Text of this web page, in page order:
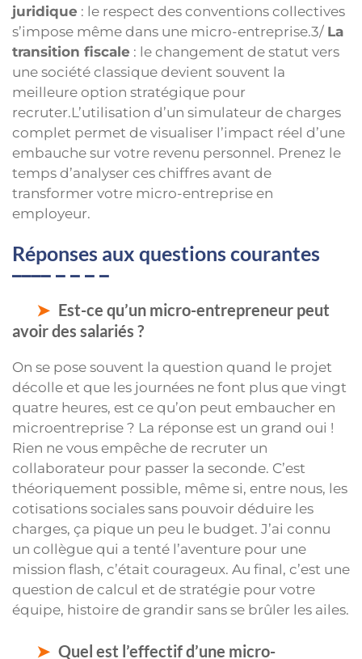
juridique : le respect des conventions collectives
s’impose même dans une micro-entreprise.3/ La
transition fiscale : le changement de statut vers
une société classique devient souvent la
meilleure option stratégique pour
recruter.L’utilisation d’un simulateur de charges
complet permet de visualiser l’impact réel d’une
embauche sur votre revenu personnel. Prenez le
temps d’analyser ces chiffres avant de
transformer votre micro-entreprise en
employeur.
Réponses aux questions courantes
Est-ce qu’un micro-entrepreneur peut
avoir des salariés ?
On se pose souvent la question quand le projet
décolle et que les journées ne font plus que vingt
quatre heures, est ce qu’on peut embaucher en
microentreprise ? La réponse est un grand oui !
Rien ne vous empêche de recruter un
collaborateur pour passer la seconde. C’est
théoriquement possible, même si, entre nous, les
cotisations sociales sans pouvoir déduire les
charges, ça pique un peu le budget. J’ai connu
un collègue qui a tenté l’aventure pour une
mission flash, c’était courageux. Au final, c’est une
question de calcul et de stratégie pour votre
équipe, histoire de grandir sans se brûler les ailes.
Quel est l’effectif d’une micro-